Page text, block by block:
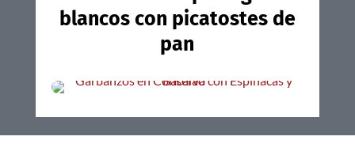
blancos con picatostes de
pan